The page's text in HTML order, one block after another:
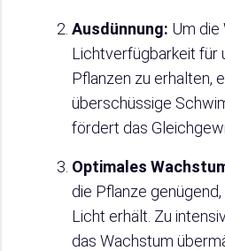
Ausdünnung: Um die
Lichtverfügbarkeit für
Pflanzen zu erhalten,
überschüssige
fördert das
Optimales
die Pflanze genügend,
Licht erhält. Zu
das Wachstum